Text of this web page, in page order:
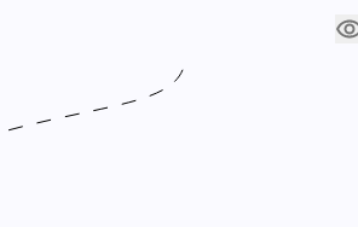
Сховати